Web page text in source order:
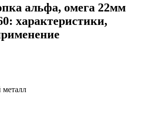
альфа, омега 22мм
характеристики,
металл